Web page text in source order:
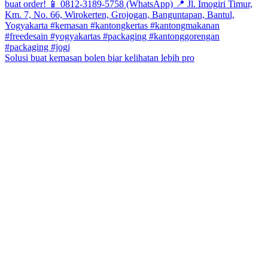
Solusi buat kemasan bolen biar kelihatan lebih pro